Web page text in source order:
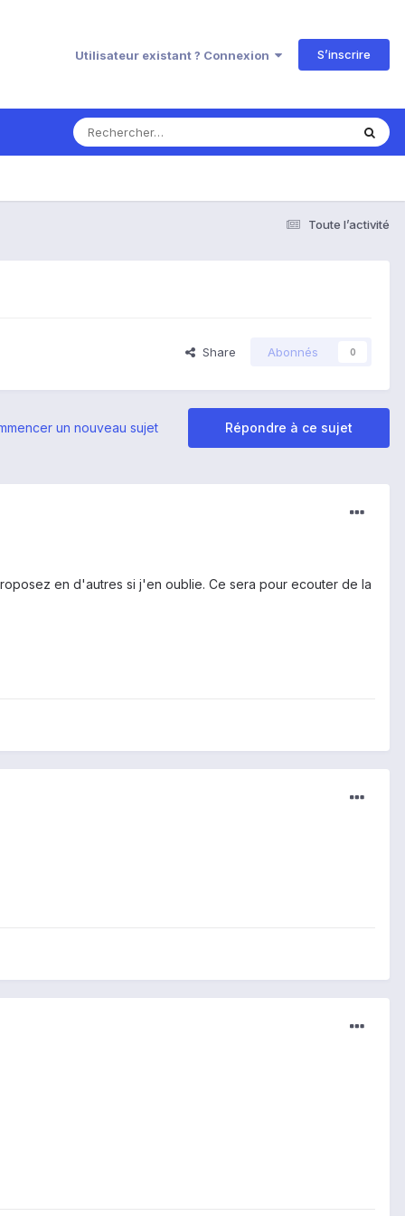
Utilisateur existant ? Connexion S’inscrire
Toute l’activité
Share Abonnés 0
Répondre à ce sujet
un nouveau sujet
en d'autres si j'en oublie. Ce sera pour ecouter de la